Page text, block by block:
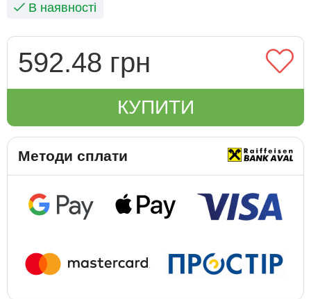
В наявності
592.48 грн
КУПИТИ
Методи сплати